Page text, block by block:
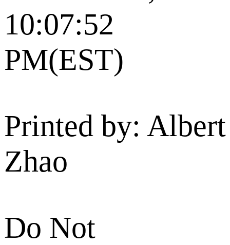
10:07:52
PM(EST)
Printed by: Albert
Zhao
Do Not